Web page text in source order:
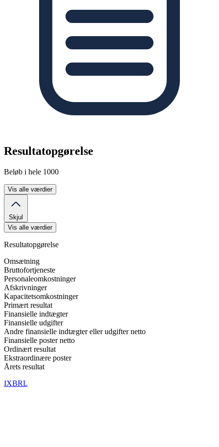
Resultatopgørelse
Beløb i hele 1000
Vis alle værdier
Skjul
Vis alle værdier
Resultatopgørelse
Omsætning
Bruttofortjeneste
Personaleomkostninger
Afskrivninger
Kapacitetsomkostninger
Primært resultat
Finansielle indtægter
Finansielle udgifter
Andre finansielle indtægter eller udgifter netto
Finansielle poster netto
Ordinært resultat
Ekstraordinære poster
Årets resultat
IXBRL